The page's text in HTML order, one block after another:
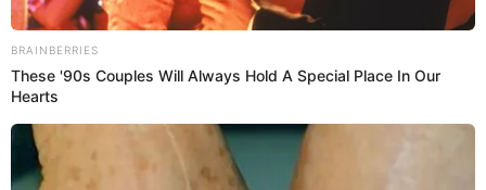
@antuanecalderon
elpopular.pe
02 Jul 2026 | 22:33 h
Actualizado
02 Jul 2026 | 22:33 h